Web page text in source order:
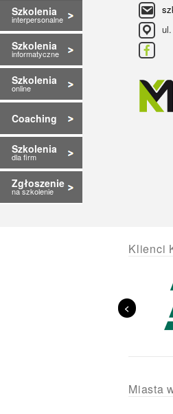
Szkolenia
interpersonalne
Szkolenia
informatyczne
Szkolenia
online
Coaching
Szkolenia
dla firm
Zgłoszenie
na szkolenie
Klienci
<
Miasta